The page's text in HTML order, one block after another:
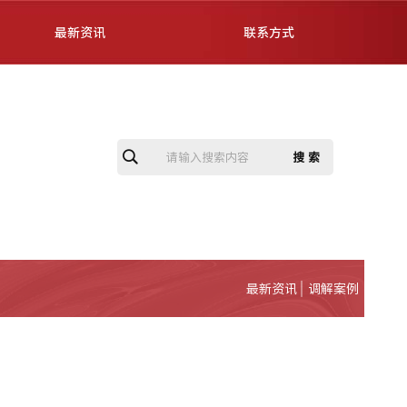
最新资讯 联系方式
搜 索
最新资讯 调解案例